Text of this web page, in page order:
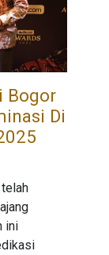
Bogor
Di
ini